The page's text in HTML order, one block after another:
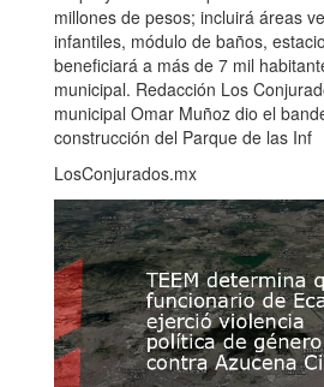
millones de pesos; incluirá áreas
infantiles, módulo de baños,
beneficiará a más de 7 mil
municipal. Redacción Los
municipal Omar Muñoz dio el
construcción del Parque de las Inf
LosConjurados.mx